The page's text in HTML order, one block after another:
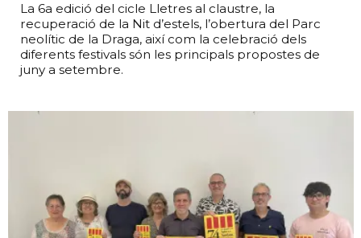
La 6a edició del cicle Lletres al claustre, la
recuperació de la Nit d’estels, l’obertura del Parc
neolític de la Draga, així com la celebració dels
diferents festivals són les principals propostes de
juny a setembre.